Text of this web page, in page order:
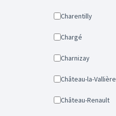
Charentilly
Chargé
Charnizay
Château-la-Vallière
Château-Renault